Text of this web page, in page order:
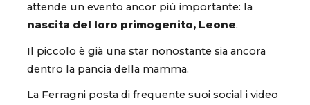
attende un evento ancor più importante: la
nascita del loro primogenito, Leone.
Il piccolo è già una star nonostante sia ancora
dentro la pancia della mamma.
La Ferragni posta di frequente suoi social i video